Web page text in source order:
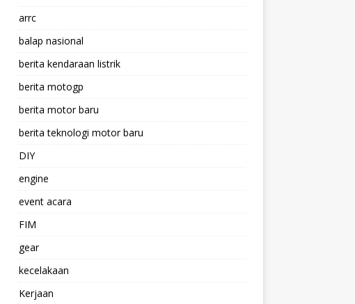
arrc
balap nasional
berita kendaraan listrik
berita motogp
berita motor baru
berita teknologi motor baru
DIY
engine
event acara
FIM
gear
kecelakaan
Kerjaan